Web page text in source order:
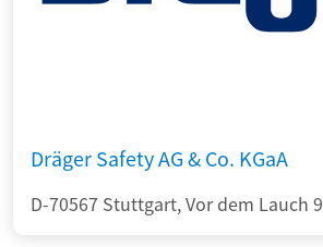
Dräger Safety AG & Co. KGaA
D-70567 Stuttgart, Vor dem Lauch 9